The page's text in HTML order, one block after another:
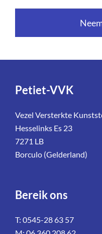
Petiet-VVK
Vezel Versterkte
Hesselinks Es 23
7271 LB
Borculo (Gelderland)
Bereik ons
T: 0545-28 63 57